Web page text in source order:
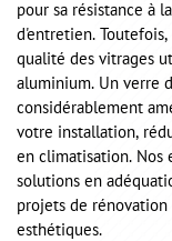
pour sa résistance à
d'entretien.
qualité des vitrages
aluminium. Un verre
considérablement
votre installation,
en climatisation. Nos
solutions en
projets de
esthétiques.